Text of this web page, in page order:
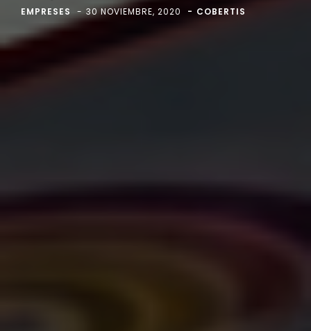
EMPRESES 30 NOVIEMBRE, 2020 COBERTIS